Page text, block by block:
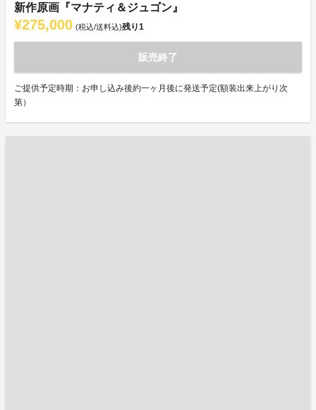
新作原画『マナティ＆ジュゴン』
¥275,000 (税込/送料込)残り1
販売終了
ご提供予定時期：お申し込み後約一ヶ月後に発送予定(額装出来上がり次
第）